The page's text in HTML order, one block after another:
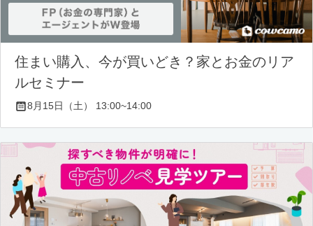
住まい購入、今が買いどき？家とお金のリア
ルセミナー
8月15日（土） 13:00~14:00